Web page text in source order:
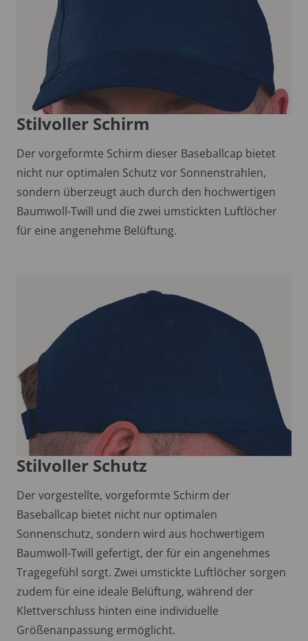
Stilvoller Schirm
Der vorgeformte Schirm dieser Baseballcap bietet
nicht nur optimalen Schutz vor Sonnenstrahlen,
sondern überzeugt auch durch den hochwertigen
Baumwoll-Twill und die zwei umstickten Luftlöcher
für eine angenehme Belüftung.
Stilvoller Schutz
Der vorgestellte, vorgeformte Schirm der
Baseballcap bietet nicht nur optimalen
Sonnenschutz, sondern wird aus hochwertigem
Baumwoll-Twill gefertigt, der für ein angenehmes
Tragegefühl sorgt. Zwei umstickte Luftlöcher sorgen
zudem für eine ideale Belüftung, während der
Klettverschluss hinten eine individuelle
Größenanpassung ermöglicht.